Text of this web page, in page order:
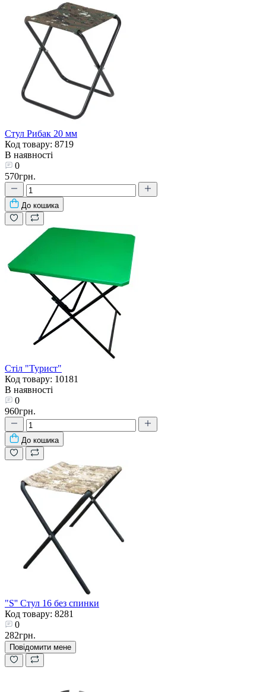
Стул Рибак 20 мм
Код товару: 8719
В наявності
0
570грн.
До кошика
Стіл "Турист"
Код товару: 10181
В наявності
0
960грн.
До кошика
"S'' Стул 16 без спинки
Код товару: 8281
0
282грн.
Повідомити мене